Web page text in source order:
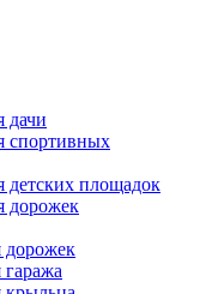
дачи
спортивных
детских площадок
дорожек
дорожек
гаража